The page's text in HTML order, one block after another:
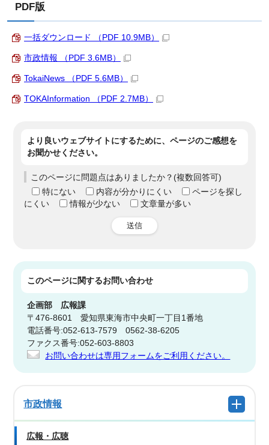
PDF版
一括ダウンロード （PDF 10.9MB）
市政情報 （PDF 3.6MB）
TokaiNews （PDF 5.6MB）
TOKAInformation （PDF 2.7MB）
より良いウェブサイトにするために、ページのご感想を
お聞かせください。
このページに問題点はありましたか？(複数回答可)
特にない
内容が分かりにくい
ページを探し
にくい
情報が少ない 文章量が多い
送信
このページに関するお問い合わせ
企画部 広報課
〒476-8601 愛知県東海市中央町一丁目1番地
電話番号:052-613-7579 0562-38-6205
ファクス番号:052-603-8803
お問い合わせは専用フォームをご利用ください。
市政情報
広報・広聴